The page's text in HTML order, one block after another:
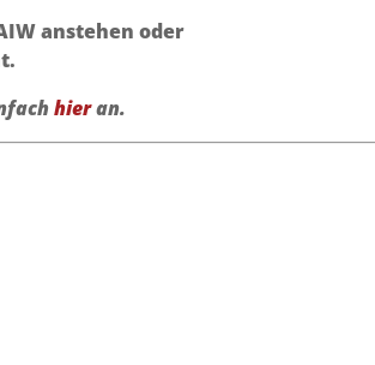
anstehen oder
hieran.